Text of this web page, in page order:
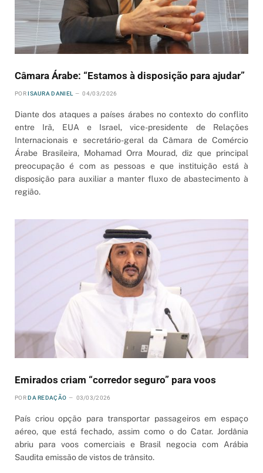
Câmara Árabe: “Estamos à disposição para ajudar”
POR ISAURA DANIEL 04/03/2026
Diante dos ataques a países árabes no contexto do conflito
entre Irã, EUA e Israel, vice-presidente de Relações
Internacionais e secretário-geral da Câmara de Comércio
Árabe Brasileira, Mohamad Orra Mourad, diz que principal
preocupação é com as pessoas e que instituição está à
disposição para auxiliar a manter fluxo de abastecimento à
região.
Emirados criam “corredor seguro” para voos
POR DA REDAÇÃO 03/03/2026
País criou opção para transportar passageiros em espaço
aéreo, que está fechado, assim como o do Catar. Jordânia
abriu para voos comerciais e Brasil negocia com Arábia
Saudita emissão de vistos de trânsito.